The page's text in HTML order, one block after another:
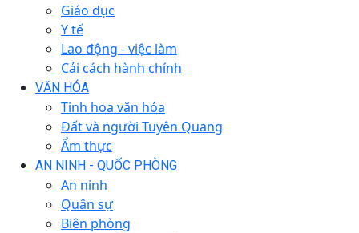
Giáo dục
Y tế
Lao động - việc làm
Cải cách hành chính
VĂN HÓA
Tinh hoa văn hóa
Đất và người Tuyên Quang
Ẩm thực
AN NINH - QUỐC PHÒNG
An ninh
Quân sự
Biên phòng